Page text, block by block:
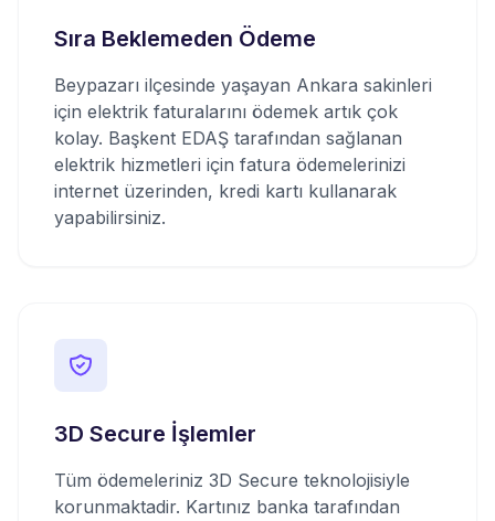
Sıra Beklemeden Ödeme
Beypazarı ilçesinde yaşayan Ankara sakinleri
için elektrik faturalarını ödemek artık çok
kolay. Başkent EDAŞ tarafından sağlanan
elektrik hizmetleri için fatura ödemelerinizi
internet üzerinden, kredi kartı kullanarak
yapabilirsiniz.
3D Secure İşlemler
Tüm ödemeleriniz 3D Secure teknolojisiyle
korunmaktadir. Kartınız banka tarafından